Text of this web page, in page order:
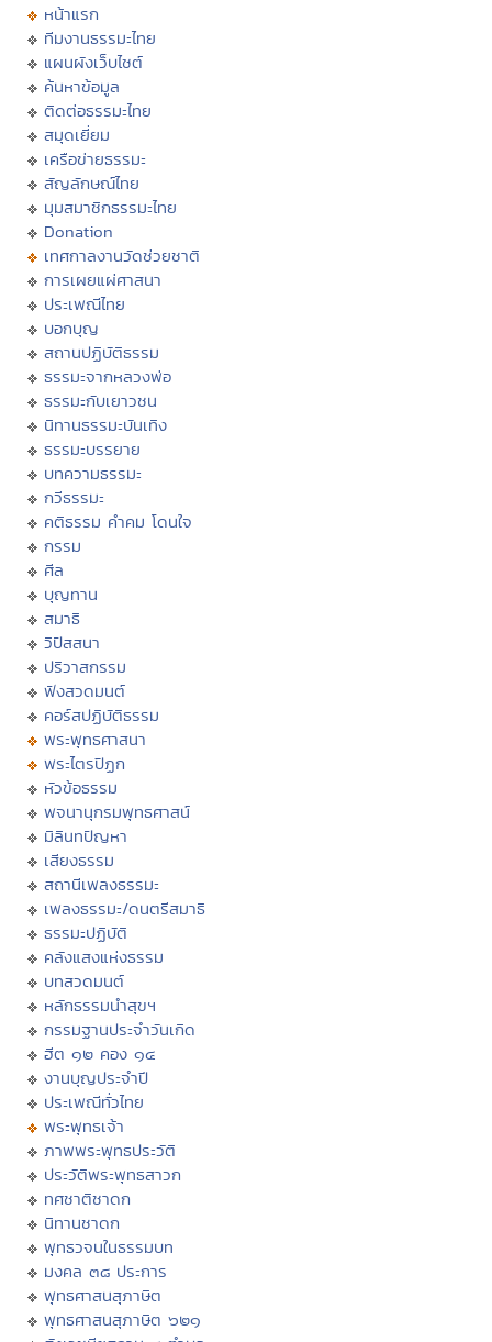
หน้าแรก
ทีมงานธรรมะไทย
แผนผังเว็บไซต์
ค้นหาข้อมูล
ติดต่อธรรมะไทย
สมุดเยี่ยม
เครือข่ายธรรมะ
สัญลักษณ์ไทย
มุมสมาชิกธรรมะไทย
Donation
เทศกาลงานวัดช่วยชาติ
การเผยแผ่ศาสนา
ประเพณีไทย
บอกบุญ
สถานปฏิบัติธรรม
ธรรมะจากหลวงพ่อ
ธรรมะกับเยาวชน
นิทานธรรมะบันเทิง
ธรรมะบรรยาย
บทความธรรมะ
กวีธรรมะ
คติธรรม คำคม โดนใจ
กรรม
ศีล
บุญทาน
สมาธิ
วิปัสสนา
ปริวาสกรรม
ฟังสวดมนต์
คอร์สปฏิบัติธรรม
พระพุทธศาสนา
พระไตรปิฏก
หัวข้อธรรม
พจนานุกรมพุทธศาสน์
มิลินทปัญหา
เสียงธรรม
สถานีเพลงธรรมะ
เพลงธรรมะ/ดนตรีสมาธิ
ธรรมะปฏิบัติ
คลังแสงแห่งธรรม
บทสวดมนต์
หลักธรรมนำสุขฯ
กรรมฐานประจำวันเกิด
ฮีต ๑๒ คอง ๑๔
งานบุญประจำปี
ประเพณีทั่วไทย
พระพุทธเจ้า
ภาพพระพุทธประวัติ
ประวัติพระพุทธสาวก
ทศชาติชาดก
นิทานชาดก
พุทธวจนในธรรมบท
มงคล ๓๘ ประการ
พุทธศาสนสุภาษิต
พุทธศาสนสุภาษิต ๖๒๑